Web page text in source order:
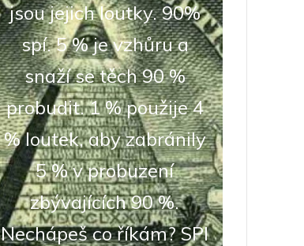
jsou jejich loutky. 90%
spí. 5 % je vzhůru a
snaží se těch 90 %
probudit. 1 % použije 4
% loutek, aby zabránily
5 % v probuzení
zbývajících 90 %.
Nechápeš co říkám? SPI